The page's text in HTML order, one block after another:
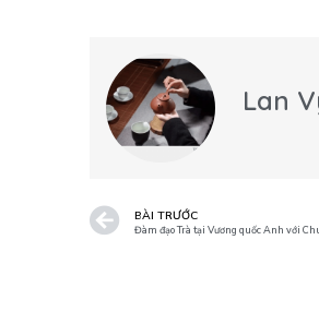
Lan
BÀI TRƯỚC
Đàm đạo Trà tại Vương quốc Anh với